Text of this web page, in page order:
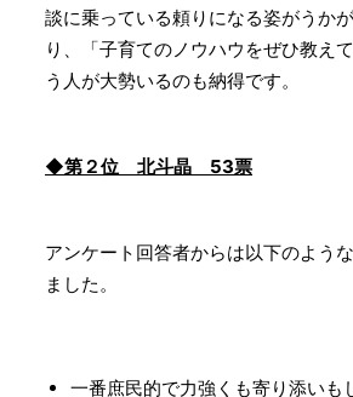
談に乗っている頼りになる姿がうか
り、「子育てのノウハウをぜひ教え
う人が大勢いるのも納得です。
◆第２位 北斗晶 53票
アンケート回答者からは以下のよう
ました。
一番庶民的で力強くも寄り添いも